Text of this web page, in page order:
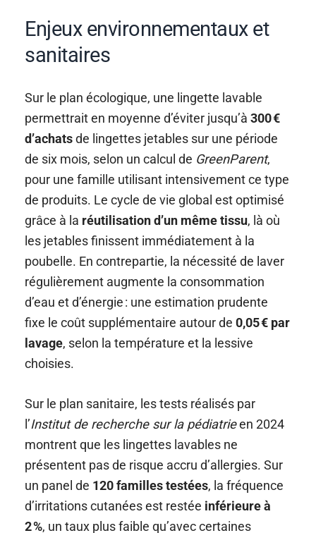
Enjeux environnementaux et
sanitaires
Sur le plan écologique, une lingette lavable
permettrait en moyenne d’éviter jusqu’à300 €
d’achatsde lingettes jetables sur une période
de six mois, selon un calcul de GreenParent,
pour une famille utilisant intensivement ce type
de produits. Le cycle de vie global est optimisé
grâce à la réutilisation d’un même tissu, là où
les jetables finissent immédiatement à la
poubelle. En contrepartie, la nécessité de laver
régulièrement augmente la consommation
d’eau et d’énergie : une estimation prudente
fixe le coût supplémentaire autour de0,05 € par
lavage, selon la température et la lessive
choisies.
Sur le plan sanitaire, les tests réalisés par
l’Institut de recherche sur la pédiatrieen 2024
montrent que les lingettes lavables ne
présentent pas de risque accru d’allergies. Sur
un panel de 120 familles testées, la fréquence
d’irritations cutanées est restée inférieure à
2 %, un taux plus faible qu’avec certaines